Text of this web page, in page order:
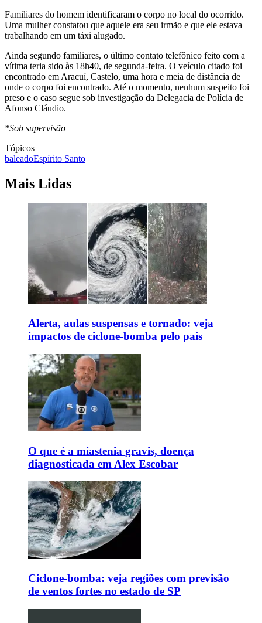
Familiares do homem identificaram o corpo no local do ocorrido.
Uma mulher constatou que aquele era seu irmão e que ele estava
trabalhando em um táxi alugado.
Ainda segundo familiares, o último contato telefônico feito com a
vítima teria sido às 18h40, de segunda-feira. O veículo citado foi
encontrado em Aracuí, Castelo, uma hora e meia de distância de
onde o corpo foi encontrado. Até o momento, nenhum suspeito foi
preso e o caso segue sob investigação da Delegacia de Polícia de
Afonso Cláudio.
*Sob supervisão
Tópicos
baleadoEspírito Santo
Mais Lidas
Alerta, aulas suspensas e tornado: veja
impactos de ciclone-bomba pelo país
O que é a miastenia gravis, doença
diagnosticada em Alex Escobar
Ciclone-bomba: veja regiões com previsão
de ventos fortes no estado de SP